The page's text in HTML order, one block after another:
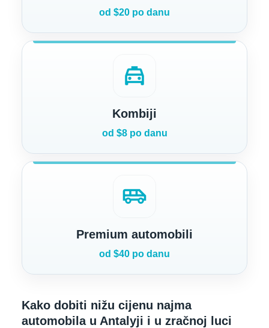
od $20 po danu
local_taxi
Kombiji
od $8 po danu
airport_shuttle
Premium automobili
od $40 po danu
Kako dobiti nižu cijenu najma
automobila u Antalyji i u zračnoj luci